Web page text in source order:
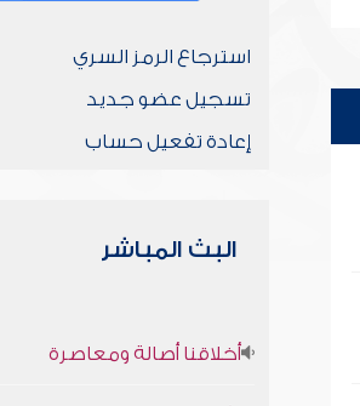
استرجاع الرمز السري
تسجيل عضو جديد
إعادة تفعيل حساب
البث المباشر
أخلاقنا أصالة ومعاصرة